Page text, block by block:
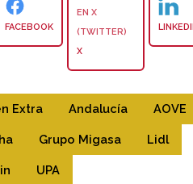
FACEBOOK
X
Extra Andalucía AOVE
Grupo Migasa Lidl
UPA